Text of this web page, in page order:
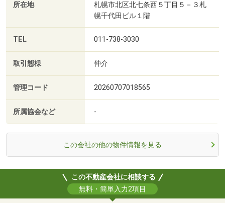
所在地
札幌市北区北七条西５丁目５－３札
幌千代田ビル１階
TEL 011-738-3030
取引態様 仲介
管理コード 20260707018565
所属協会など -
この会社の他の物件情報を見る
この不動産会社に相談する
無料・簡単入力2項目